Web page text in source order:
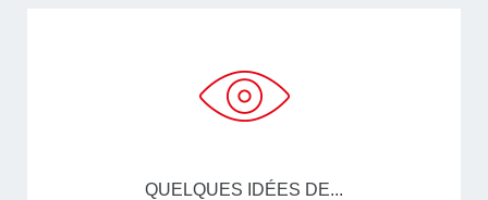
QUELQUES IDÉES DE...